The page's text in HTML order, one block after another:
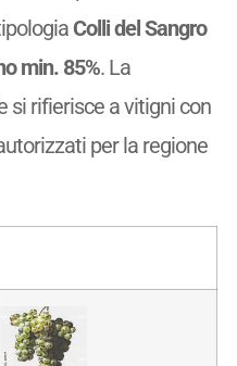
Colli del Sangro
min. 85%. La
si rifierisce a vitigni con
per la regione